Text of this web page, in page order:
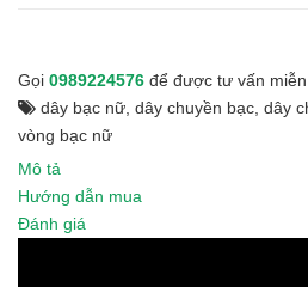
Gọi 0989224576 để được tư vấn
dây bạc nữ dây chuyền bạc dây
vòng bạc nữ
Mô tả
Hướng dẫn mua
Đánh giá